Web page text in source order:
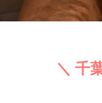
＼ 千